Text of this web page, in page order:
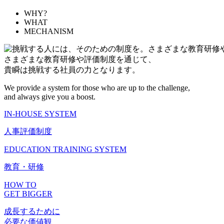
WHY?
WHAT
MECHANISM
さまざまな教育研修や評価制度を通じて、
貴瞬は挑戦する社員の力となります。
We provide a system for those who are up to the challenge,
and always give you a boost.
IN-HOUSE SYSTEM
人事評価制度
EDUCATION TRAINING SYSTEM
教育・研修
HOW TO
GET BIGGER
成長するために
必要な価値観